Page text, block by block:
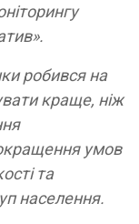
робився на
краще, ніж
умов
та
населення.